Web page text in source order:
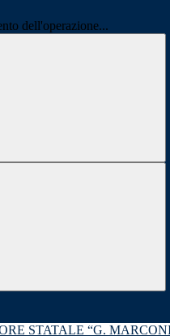
dell'operazione...